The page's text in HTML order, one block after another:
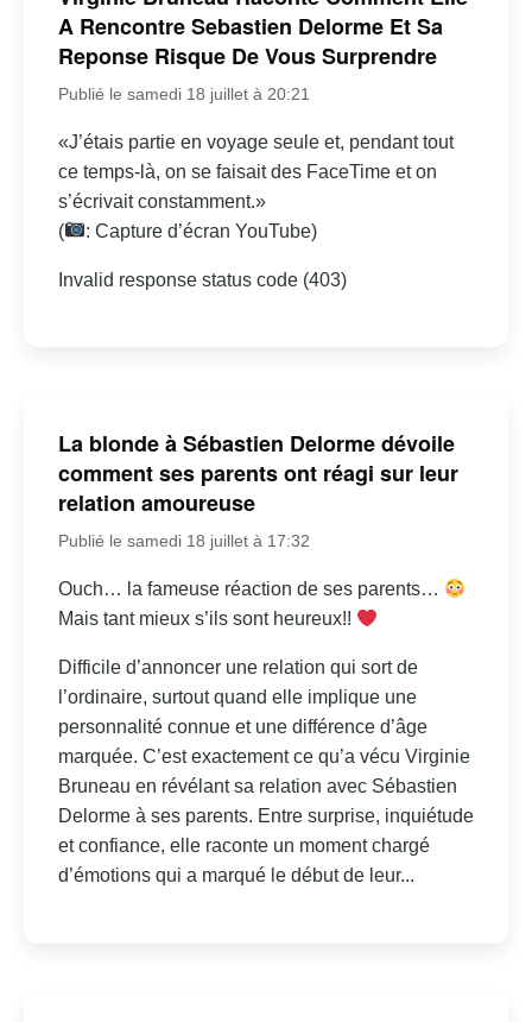
A Rencontre Sebastien Delorme Et Sa
Reponse Risque De Vous Surprendre
Publié le samedi 18 juillet à 20:21
«J’étais partie en voyage seule et, pendant tout
ce temps-là, on se faisait des FaceTime et on
s’écrivait constamment.»
(
: Capture d’écran YouTube)
Invalid response status code (403)
La blonde à Sébastien Delorme dévoile
comment ses parents ont réagi sur leur
relation amoureuse
Publié le samedi 18 juillet à 17:32
Ouch… la fameuse réaction de ses parents…
Mais tant mieux s’ils sont heureux!!
Difficile d’annoncer une relation qui sort de
l’ordinaire, surtout quand elle implique une
personnalité connue et une différence d’âge
marquée. C’est exactement ce qu’a vécu Virginie
Bruneau en révélant sa relation avec Sébastien
Delorme à ses parents. Entre surprise, inquiétude
et confiance, elle raconte un moment chargé
d’émotions qui a marqué le début de leur...